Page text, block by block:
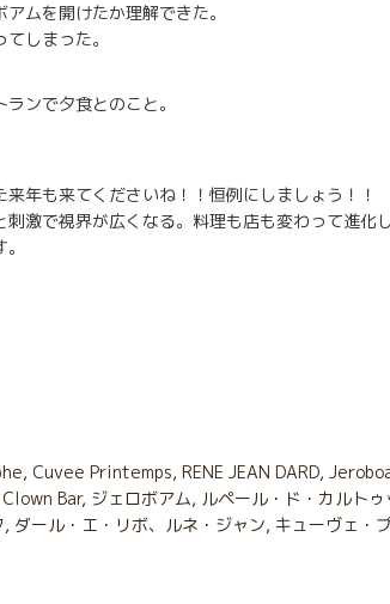
ムを開けたか理解できた。
しまった。
ンで夕食とのこと。
年も来てくださいね！！恒例にしましょう！！
激で視界が広くなる。料理も店も変わって進化し
, Cuvee Printemps, RENE JEAN DARD,
Bar, ジェロボアム, ルペール・ド・カルトゥ
, ダール・エ・リボ、ルネ・ジャン, キューヴェ・